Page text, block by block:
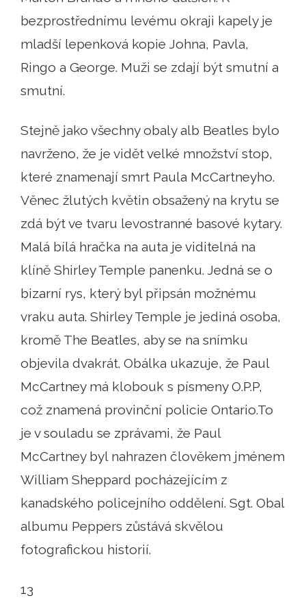
bezprostřednímu levému okraji kapely je
mladší lepenková kopie Johna, Pavla,
Ringo a George. Muži se zdají být smutní a
smutní.
Stejně jako všechny obaly alb Beatles bylo
navrženo, že je vidět velké množství stop,
které znamenají smrt Paula McCartneyho.
Věnec žlutých květin obsažený na krytu se
zdá být ve tvaru levostranné basové kytary.
Malá bílá hračka na auta je viditelná na
klíně Shirley Temple panenku. Jedná se o
bizarní rys, který byl připsán možnému
vraku auta. Shirley Temple je jediná osoba,
kromě The Beatles, aby se na snímku
objevila dvakrát. Obálka ukazuje, že Paul
McCartney má klobouk s písmeny O.P.P,
což znamená provinční policie Ontario.To
je v souladu se zprávami, že Paul
McCartney byl nahrazen člověkem jménem
William Sheppard pocházejícím z
kanadského policejního oddělení. Sgt. Obal
albumu Peppers zůstává skvělou
fotografickou historií.
13